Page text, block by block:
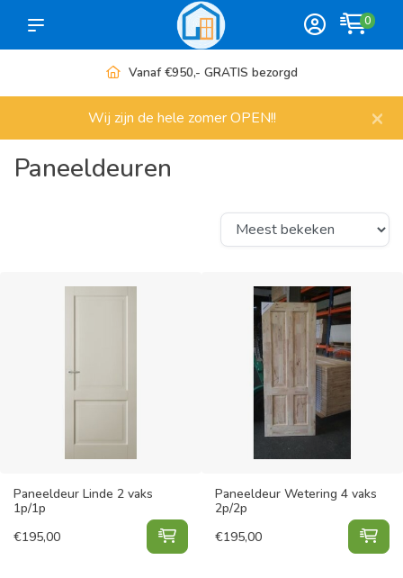
0
Meer dan 1000 artikelen
Wij zijn de hele zomer OPEN!! ×
Paneeldeuren
Paneeldeur Linde 2 vaks
1p/1p
€195,00 Paneeldeur Linde 2 vaks 1p/1p
Paneeldeur Wetering 4 vaks
2p/2p
€195,00